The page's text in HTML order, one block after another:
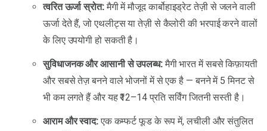
त्वरित ऊर्जा स्रोत:मैगी में मौजूद कार्बोहाइड्रेट तेज़ी से जलने वाली
ऊर्जा देते हैं, जो एथलीट्स या तेज़ी से कैलोरी की भरपाई करने वालों
के लिए उपयोगी हो सकती है।
सुविधाजनक और आसानी से उपलब्ध:मैगी भारत में सबसे किफ़ायती
और सबसे तेज़ बनने वाले भोजनों में से एक है — बनने में 5 मिनट से
भी कम लगते हैं और यह ₹12–14 प्रति सर्विंग जितनी सस्ती है।
आराम और स्वाद:एक कम्फर्ट फूड के रूप में, लचीली और संतुलित